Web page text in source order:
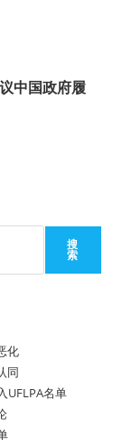
中国政府履
搜
索
化
同
UFLPA名单